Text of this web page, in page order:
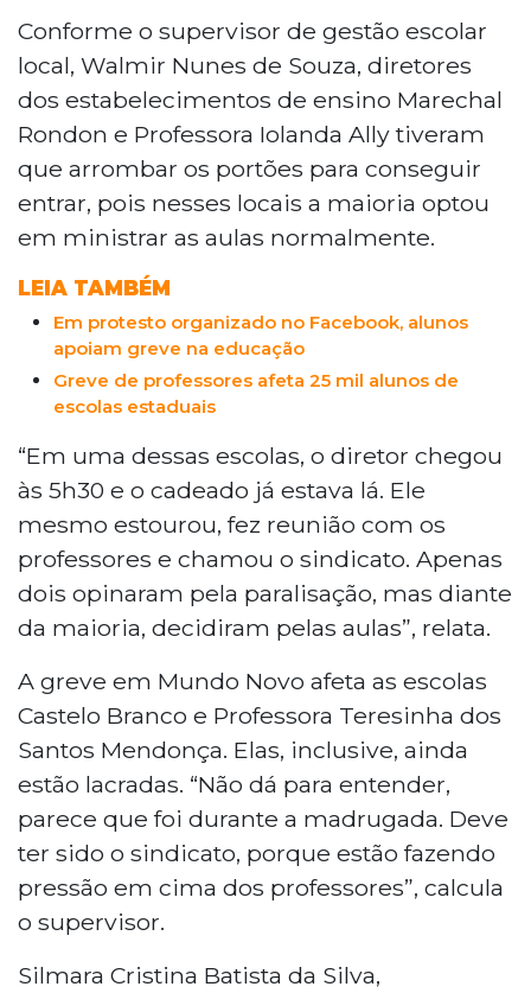
Conforme o supervisor de gestão escolar
local, Walmir Nunes de Souza, diretores
dos estabelecimentos de ensino Marechal
Rondon e Professora Iolanda Ally tiveram
que arrombar os portões para conseguir
entrar, pois nesses locais a maioria optou
em ministrar as aulas normalmente.
LEIA TAMBÉM
Em protesto organizado no Facebook, alunos
apoiam greve na educação
Greve de professores afeta 25 mil alunos de
escolas estaduais
“Em uma dessas escolas, o diretor chegou
às 5h30 e o cadeado já estava lá. Ele
mesmo estourou, fez reunião com os
professores e chamou o sindicato. Apenas
dois opinaram pela paralisação, mas diante
da maioria, decidiram pelas aulas”, relata.
A greve em Mundo Novo afeta as escolas
Castelo Branco e Professora Teresinha dos
Santos Mendonça. Elas, inclusive, ainda
estão lacradas. “Não dá para entender,
parece que foi durante a madrugada. Deve
ter sido o sindicato, porque estão fazendo
pressão em cima dos professores”, calcula
o supervisor.
Silmara Cristina Batista da Silva,